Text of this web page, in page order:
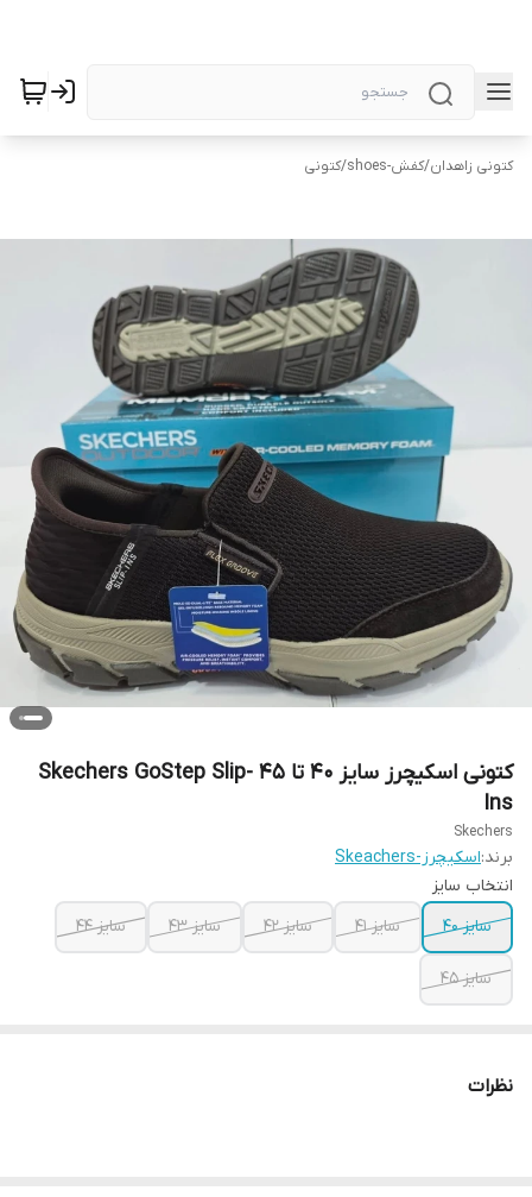
کتونی زاهدان/کفش-shoes /کتونی
کتونی اسکیچرز سایز ۴۰ تا ۴۵ Skechers GoStep Slip-
Ins
Skechers
برند:اسکیچرز-Skeachers
انتخاب سایز
سایز ۴۰
سایز ۴۱ سایز ۴۲ سایز ۴۳ سایز ۴۴
سایز ۴۵
نظرات